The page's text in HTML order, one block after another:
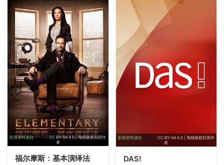
影视资料源自TMDB · CC BY-SA 4.0 | 海报版权归原作
者
福尔摩斯：基本演绎法
影视资料源自 TMDB · CC BY-SA 4.0 | 海报版权归原作
者
DAS!